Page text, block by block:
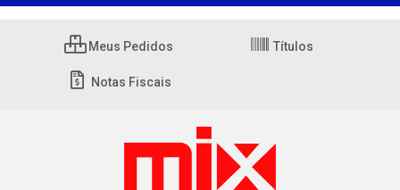
Meus Pedidos Títulos
Notas Fiscais